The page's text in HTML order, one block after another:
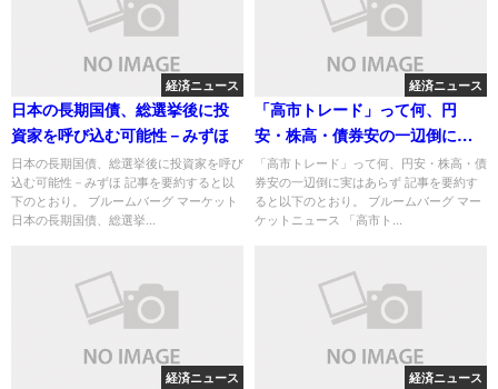
経済ニュース
日本の長期国債、総選挙後に投
資家を呼び込む可能性－みずほ
日本の長期国債、総選挙後に投資家を呼び
込む可能性－みずほ 記事を要約すると以
下のとおり。 ブルームバーグ マーケット
日本の長期国債、総選挙...
経済ニュース
「高市トレード」って何、円
安・株高・債券安の一辺倒に実
はあらず
「高市トレード」って何、円安・株高・債
券安の一辺倒に実はあらず 記事を要約す
ると以下のとおり。 ブルームバーグ マー
ケットニュース 「高市ト...
経済ニュース 経済ニュース